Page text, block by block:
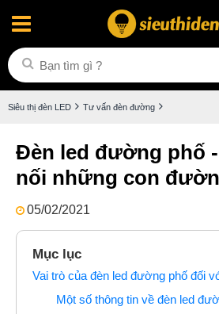
Siêu thị đèn LED Tư vấn đèn đường
Đèn led đường phố
nối những con
05/02/2021
Mục lục
Vai trò của đèn led đường phố đối
Một số thông tin về đèn led